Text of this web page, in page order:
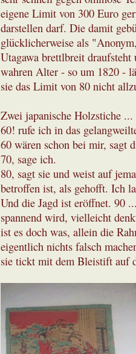
eigene Limit von 300 Euro
darstellen darf. Die damit
glücklicherweise als
Utagawa brettlbreit
wahren Alter - so um 1820 -
sie das Limit von 80 nicht
Zwei japanische Holzstiche
60! rufe ich in das
60 wären schon bei mir, sagt
70, sage ich.
80, sagt sie und weist auf
betroffen ist, als gehofft. Ich
Und die Jagd ist eröffnet. 90
spannend wird, vielleicht
ist es doch was, allein die
eigentlich nichts falsch
sie tickt mit dem Bleistift auf